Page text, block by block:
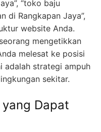
“toko baju
di Rangkapan Jaya”,
website Anda.
mengetikkan
melesat ke posisi
adalah strategi ampuh
sekitar.
Dapat